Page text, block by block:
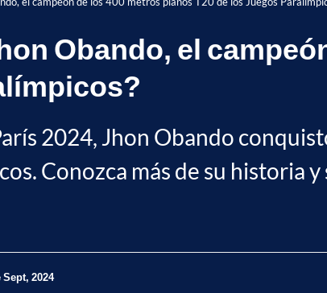
Obando, el
2024, Jhon Obando
Conozca más de su historia y
2024